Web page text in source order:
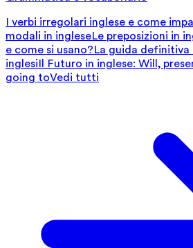
I verbi irregolari inglese e come
modali in ingleseLe preposizioni in
e come si usano?La guida definitiva
inglesiIl Futuro in inglese: Will,
going toVedi tutti